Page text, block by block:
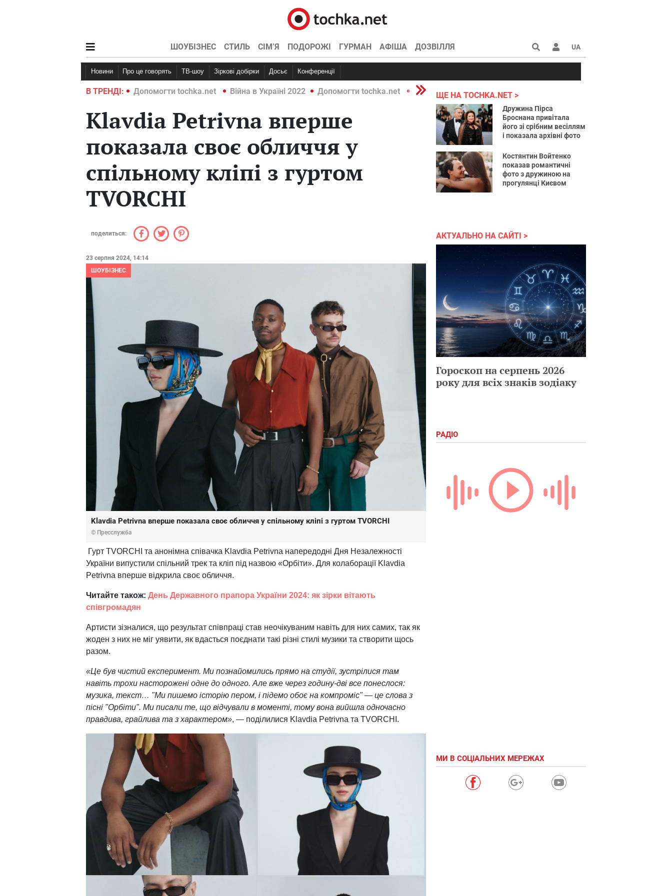
ШОУБІЗНЕС СТИЛЬ СІМ’Я ПОДОРОЖІ ГУРМАН АФІША ДОЗВІЛЛЯ UA
Новини Про це говорять ТВ-шоу Зіркові добірки Досьє Конференції
В ТРЕНДІ:
Війна в Україні 2022 Допомогти tochka.net Війна в Україні 2022 Допомогти tochka.net Війна в Україні 2022
Klavdia Petrivna вперше
показала своє обличчя у
спільному кліпі з гуртом
TVORCHI
поделиться:
23 серпня 2024, 14:14
ШОУБІЗНЕС
Klavdia Petrivna вперше показала своє обличчя у спільному кліпі з гуртом TVORCHI
© Пресслужба
Гурт TVORCHI та анонімна співачка Klavdia Petrivna напередодні Дня Незалежності
України випустили спільний трек та кліп під назвою «Орбіти». Для колаборації Klavdia
Petrivna вперше відкрила своє обличчя.
Читайте також: День Державного прапора України 2024: як зірки вітають
співгромадян
Артисти зізналися, що результат співпраці став неочікуваним навіть для них самих, так як
жоден з них не міг уявити, як вдасться поєднати такі різні стилі музики та створити щось
разом.
«Це був чистий експеримент. Ми познайомились прямо на студії, зустрілися там
навіть трохи насторожені одне до одного. Але вже через годину-дві все понеслося:
музика, текст… "Ми пишемо історію пером, і підемо обоє на компроміс" — це слова з
пісні "Орбіти". Ми писали те, що відчували в моменті, тому вона вийшла одночасно
правдива, грайлива та з характером», — поділилися Klavdia Petrivna та TVORCHI.
ЩЕ НА TOCHKA.NET
Дружина Пірса
Броснана привітала
його зі срібним весіллям
і показала архівні фото
Костянтин Войтенко
показав романтичні
фото з дружиною на
прогулянці Києвом
АКТУАЛЬНО НА САЙТІ
Гороскоп на серпень 2026
року для всіх знаків зодіаку
РАДІО
МИ В СОЦІАЛЬНИХ МЕРЕЖАХ